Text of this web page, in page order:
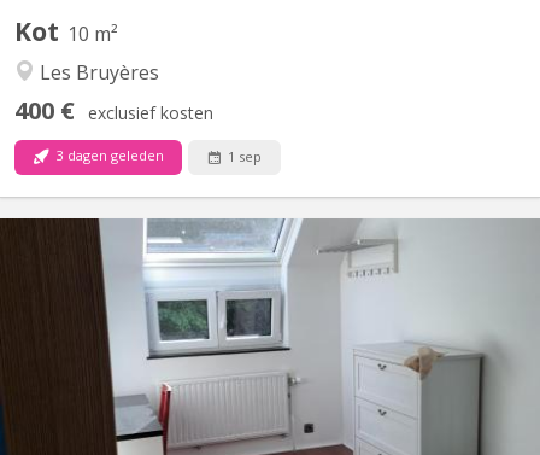
Kot 10 m²
Les Bruyères
400 € exclusief kosten
3 dagen geleden 1 sep
Chambre meublée & fraîchement rénovée – Quartier de l'Hocaille ​
Vous cherchez un lieu de vie agréable, lumineux et idéalement
situé ? Venez nous rejoindre dans notre colocation de 3
personnes au sein d'une maison unifamiliale ! ​📍 Localisation
idéale ​Située dans le quartier très recherché de...